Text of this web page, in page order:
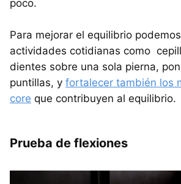
poco.
Para mejorar el equilibrio
actividades cotidianas como
dientes sobre una sola pierna,
puntillas, y fortalecer también los
core que contribuyen al equilibrio.
Prueba de flexiones